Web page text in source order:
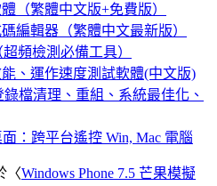
（繁體中文版+免費版）
編輯器（繁體中文最新版）
頻檢測必備工具）
能、運作速度測試軟體(中文版)
錄檔清理、重組、系統最佳化、
：跨平台遙控 Win, Mac 電腦
〈Windows Phone 7.5 芒果模擬